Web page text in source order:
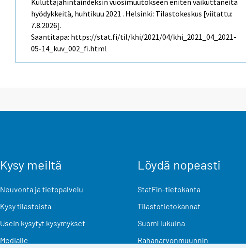
Kuluttajahintaindeksin vuosimuutokseen eniten vaikuttaneita
hyödykkeitä, huhtikuu 2021 . Helsinki: Tilastokeskus [viitattu:
7.8.2026].
Saantitapa: https://stat.fi/til/khi/2021/04/khi_2021_04_2021-
05-14_kuv_002_fi.html
Kysy meiltä
Neuvonta ja tietopalvelu
Kysy tilastoista
Usein kysytyt kysymykset
Medialle
Löydä nopeasti
StatFin-tietokanta
Tilastotietokannat
Suomi lukuina
Rahanarvonmuunnin